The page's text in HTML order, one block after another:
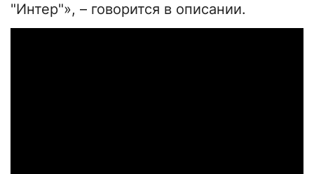
"Интер"», – говорится в описании.